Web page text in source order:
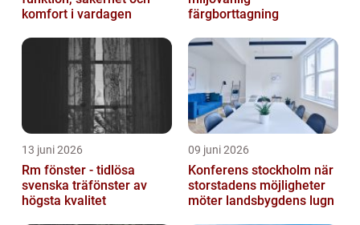
komfort i vardagen
färgborttagning
13 juni 2026
Rm fönster - tidlösa
svenska träfönster av
högsta kvalitet
09 juni 2026
Konferens stockholm när
storstadens möjligheter
möter landsbygdens lugn